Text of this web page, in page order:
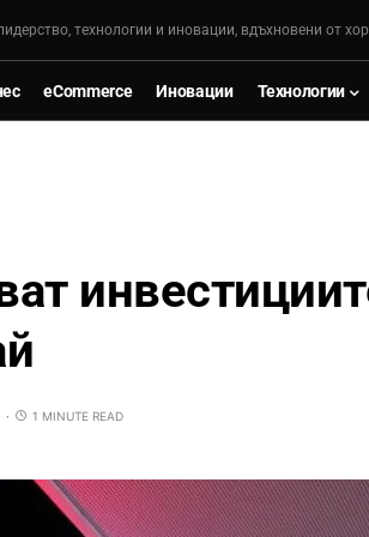
технологии и иновации, вдъхновени от
eCommerce Иновации Технологии
1 MINUTE READ